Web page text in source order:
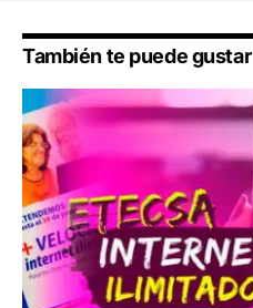
También te puede gustar